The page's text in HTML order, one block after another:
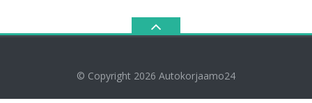
© Copyright 2026 Autokorjaamo24